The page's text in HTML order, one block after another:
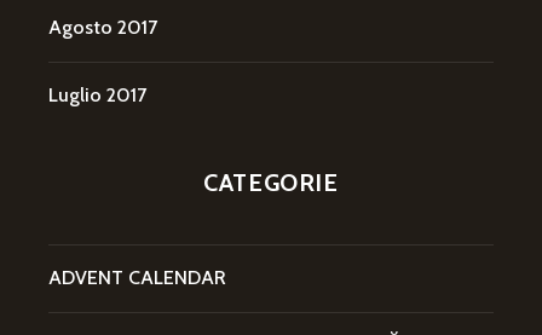
Agosto 2017
Luglio 2017
CATEGORIE
ADVENT CALENDAR